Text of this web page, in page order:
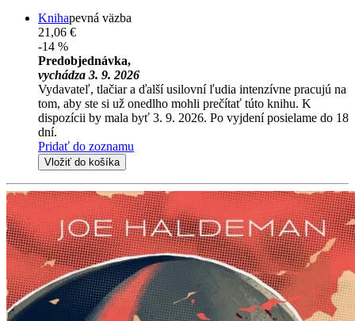
Knihapevná väzba
21,06 €
-14 %
Predobjednávka,
vychádza 3. 9. 2026
Vydavateľ, tlačiar a ďalší usilovní ľudia intenzívne pracujú na
tom, aby ste si už onedlho mohli prečítať túto knihu. K
dispozícii by mala byť 3. 9. 2026. Po vyjdení posielame do 18
dní.
Pridať do zoznamu
Vložiť do košíka